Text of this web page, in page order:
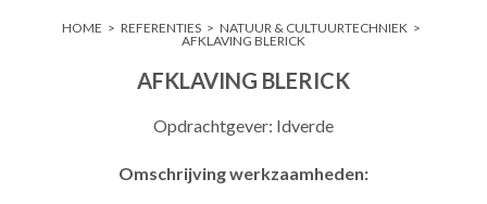
HOME > REFERENTIES > NATUUR & CULTUURTECHNIEK >
AFKLAVING BLERICK
AFKLAVING BLERICK
Opdrachtgever: Idverde
Omschrijving werkzaamheden: